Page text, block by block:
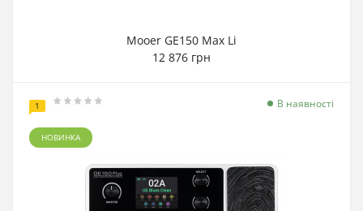
Mooer GE150 Max Li
12 876 грн
1
НОВИНКА
В наявності